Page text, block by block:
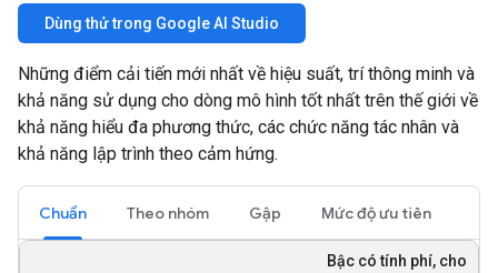
Dùng thử trong Google AI Studio
Những điểm cải tiến mới nhất về hiệu suất, trí thông minh và
khả năng sử dụng cho dòng mô hình tốt nhất trên thế giới về
khả năng hiểu đa phương thức, các chức năng tác nhân và
khả năng lập trình theo cảm hứng.
Chuẩn Theo nhóm Gập Mức độ ưu tiên
Bậc có tính phí, cho